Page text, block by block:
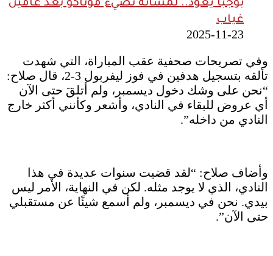
بوجبا يعود.. لمساته تضيء موناكو بعد عامين
غياب
2025-11-23
وفي تصريحات صحفية عقب المباراة، التي شهدت
تألقه بتسجيل هدفين في فوز ليفربول 3-2، قال صلاح:
“نحن على وشك دخول ديسمبر، ولم أتلقَ حتى الآن
أي عروض للبقاء في النادي، وأشعر وكأنني أكثر خارج
النادي من داخله”.
وأضاف صلاح: “لقد قضيت سنوات عديدة في هذا
النادي، الذي لا يوجد مثله. لكن في النهاية، الأمر ليس
بيدي. نحن في ديسمبر، ولم أسمع شيئًا عن مستقبلي
حتى الآن”.